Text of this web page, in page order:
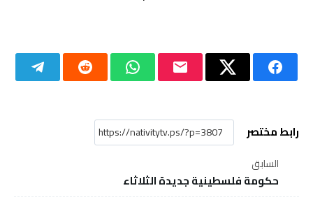
رابط مختصر
السابق
حكومة فلسطينية جديدة الثلاثاء